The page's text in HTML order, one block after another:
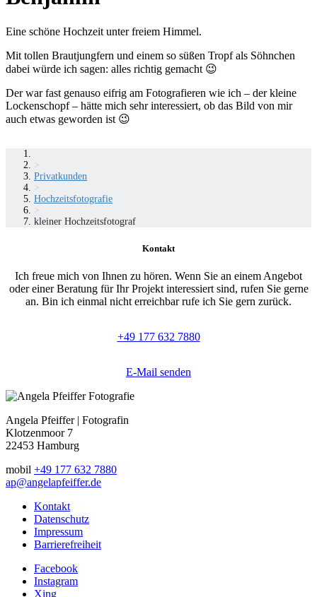
Eine schöne Hochzeit unter freiem Himmel.
Mit tollen Brautjungfern und einem so süßen Tropf als Söhnchen
dabei würde ich sagen: alles richtig gemacht 😉
Der war fast genauso eifrig am Fotografieren wie ich – der kleine
Lockenschopf – hätte mich sehr interessiert, ob das Bild von mir
auch etwas geworden ist 😉
>
Privatkunden
>
Hochzeitsfotografie
>
kleiner Hochzeitsfotograf
Kontakt
Ich freue mich von Ihnen zu hören. Wenn Sie an einem Angebot
oder einer Beratung für Ihr Projekt interessiert sind, rufen Sie gerne
an. Bin ich einmal nicht erreichbar rufe ich Sie gern zurück.
+49 177 632 7880
E-Mail senden
Angela Pfeiffer | Fotografin
Klotzenmoor 7
22453 Hamburg
mobil +49 177 632 7880
ap@angelapfeiffer.de
Kontakt
Datenschutz
Impressum
Barrierefreiheit
Facebook
Instagram
Xing